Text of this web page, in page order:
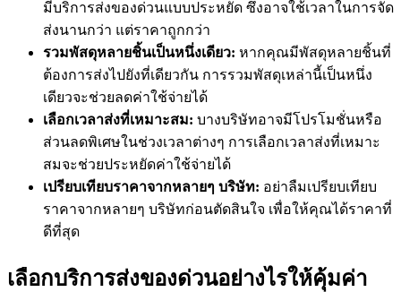
มีบริการส่งของด่วนแบบประหยัด ซึ่งอาจใช้เวลาในการจัด
ส่งนานกว่า แต่ราคาถูกกว่า
รวมพัสดุหลายชิ้นเป็นหนึ่งเดียว: หากคุณมีพัสดุหลายชิ้นที่
ต้องการส่งไปยังที่เดียวกัน การรวมพัสดุเหล่านี้เป็นหนึ่ง
เดียวจะช่วยลดค่าใช้จ่ายได้
เลือกเวลาส่งที่เหมาะสม: บางบริษัทอาจมีโปรโมชั่นหรือ
ส่วนลดพิเศษในช่วงเวลาต่างๆ การเลือกเวลาส่งที่เหมาะ
สมจะช่วยประหยัดค่าใช้จ่ายได้
เปรียบเทียบราคาจากหลายๆ บริษัท: อย่าลืมเปรียบเทียบ
ราคาจากหลายๆ บริษัทก่อนตัดสินใจ เพื่อให้คุณได้ราคาที่
ดีที่สุด
เลือกบริการส่งของด่วนอย่างไรให้คุ้มค่า